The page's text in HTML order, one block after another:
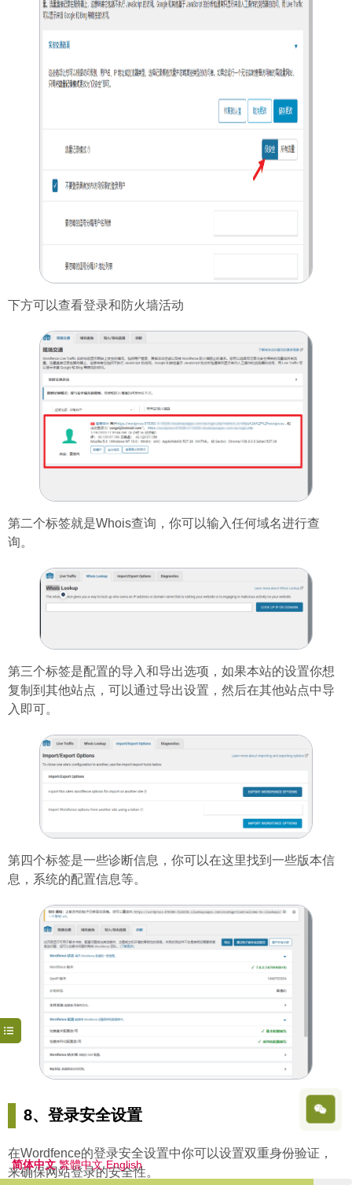
下方可以查看登录和防火墙活动
第二个标签就是Whois查询，你可以输入任何域名进行查
询。
第三个标签是配置的导入和导出选项，如果本站的设置你想
复制到其他站点，可以通过导出设置，然后在其他站点中导
入即可。
第四个标签是一些诊断信息，你可以在这里找到一些版本信
息，系统的配置信息等。
8、登录安全设置
在Wordfence的登录安全设置中你可以设置双重身份验证，
来确保网站登录的安全性。
简体中文 繁體中文 English